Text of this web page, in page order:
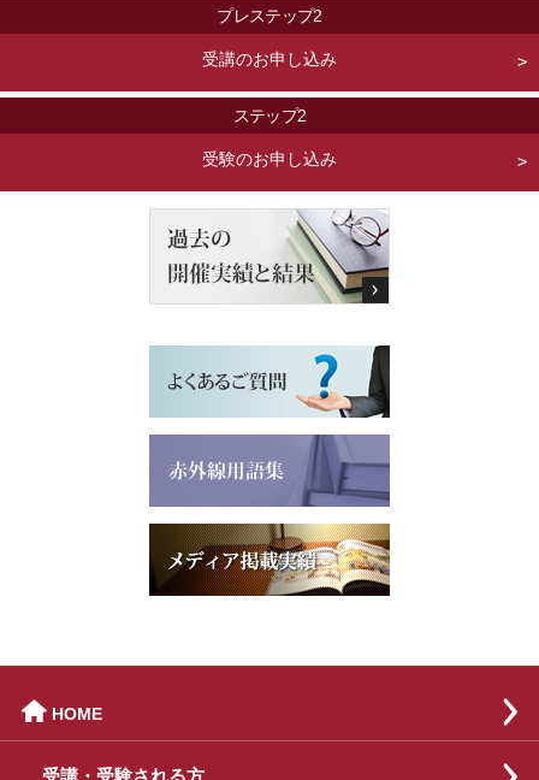
プレステップ2
受講のお申し込み
ステップ2
受験のお申し込み
 HOME